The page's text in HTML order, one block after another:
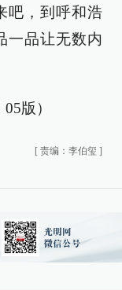
吧，到呼和浩
一品让无数内
版）
[ 责编：李伯玺 ]